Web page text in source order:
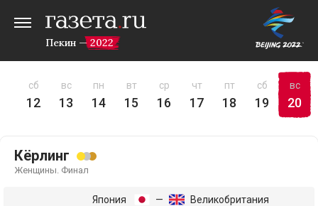
Пекин — 2022
сб
12
вс
13
пн
14
вт
15
ср
16
чт
17
пт
18
сб
19
вс
20
Кёрлинг
Женщины. Финал
Япония — Великобритания